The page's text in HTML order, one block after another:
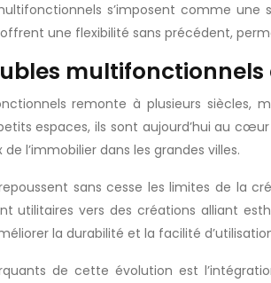
s’imposent comme
offrent une flexibilité sans précédent,
remonte à plusieurs
espaces, ils sont aujourd’hui au
l’immobilier dans les grandes villes.
sans cesse les limites de la
utilitaires vers des créations alliant
la durabilité et la facilité
de cette évolution est